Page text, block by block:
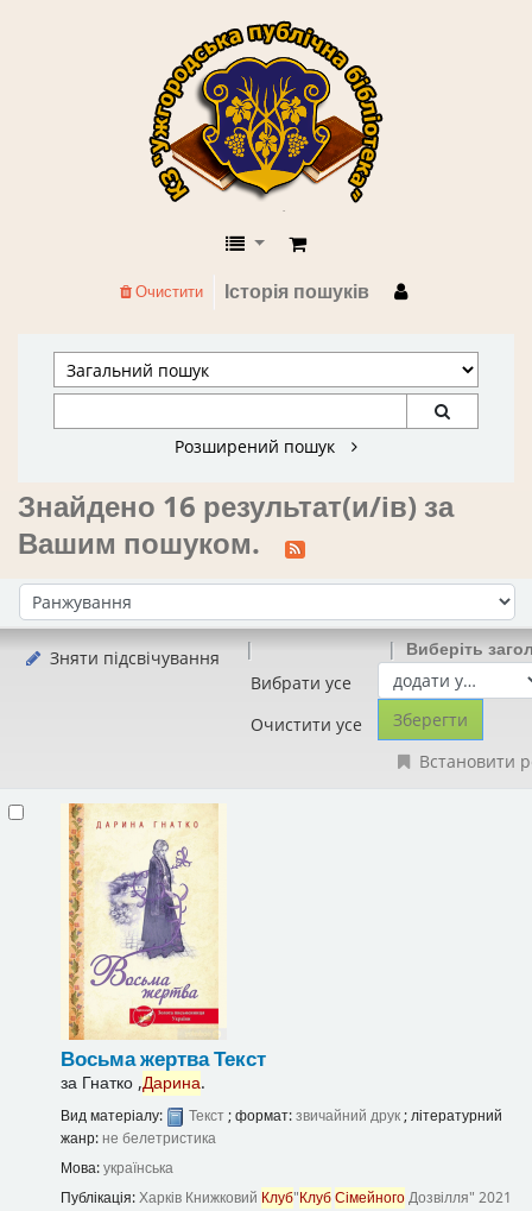
КЗ "Ужгородська публічна
Історія пошуків
Очистити
Розширений пошук
Знайдено 16 результат(и/ів) за
Вашим пошуком.
Сортувати за:
Зняти підсвічування
Вибрати усе
Очистити усе
Виберіть
Встановити
Восьма жертваТекст
за Гнатко ,Дарина.
Вид матеріалу: Текст; формат:звичайний друк; літературний
жанр: не белетристика
Мова:українська
Публікація:Харків Книжковий Клуб"КлубСімейногоДозвілля" 2021